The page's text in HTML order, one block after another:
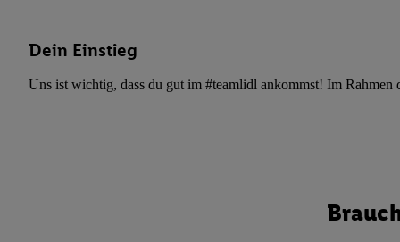
Dein Einstieg
Uns ist wichtig, dass du gut im #teamlidl ankommst! Im Rahmen
reduzierter Daten